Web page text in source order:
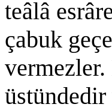
teâlâ
çabuk